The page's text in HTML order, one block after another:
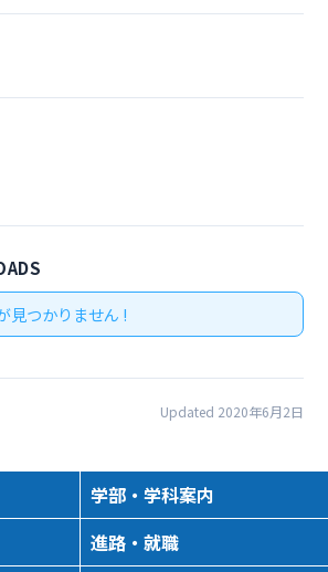
見つかりません !
Updated 2020年6月2日
学部・学科案内
進路・就職